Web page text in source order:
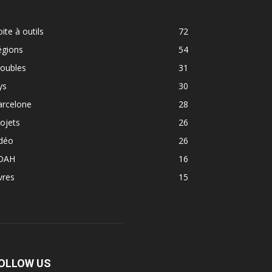
à outils
72
54
31
30
28
26
26
16
15
US